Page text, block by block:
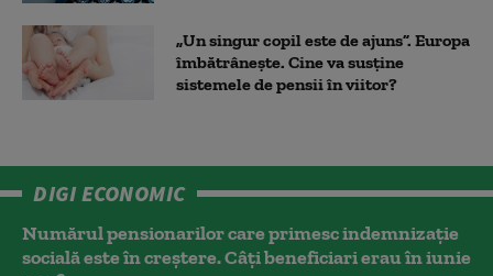
„Un singur copil este de ajuns”. Europa
îmbătrânește. Cine va susține
sistemele de pensii în viitor?
DIGI ECONOMIC
Numărul pensionarilor care primesc indemnizaţie
socială este în creștere. Câți beneficiari erau în iunie